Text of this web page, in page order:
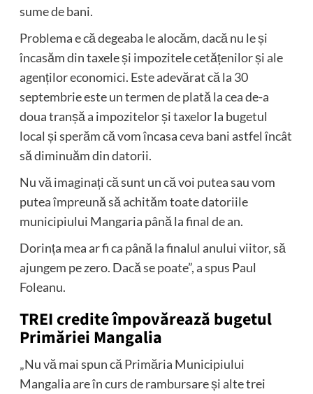
sume de bani.
Problema e că degeaba le alocăm, dacă nu le și
încasăm din taxele și impozitele cetățenilor și ale
agenților economici. Este adevărat că la 30
septembrie este un termen de plată la cea de-a
doua tranșă a impozitelor și taxelor la bugetul
local și sperăm că vom încasa ceva bani astfel încât
să diminuăm din datorii.
Nu vă imaginați că sunt un că voi putea sau vom
putea împreună să achităm toate datoriile
municipiului Mangaria până la final de an.
Dorința mea ar fi ca până la finalul anului viitor, să
ajungem pe zero. Dacă se poate”, a spus Paul
Foleanu.
TREI credite împovărează bugetul
Primăriei Mangalia
„Nu vă mai spun că Primăria Municipiului
Mangalia are în curs de rambursare și alte trei